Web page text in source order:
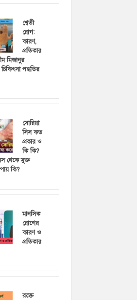
শ্বেতী
রোগ:
কারণ,
প্রতিকার
মিজানুর
পদ্ধতির
সোরিয়া
সিস কত
প্রকার ও
কি কি?
থেকে মুক্ত
কি?
মানসিক
রোগের
কারণ ও
প্রতিকার
রক্তে